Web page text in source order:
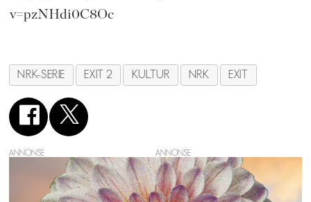
v=pzNHdi0C8Oc
NRK-SERIE EXIT 2 KULTUR NRK EXIT
ANNONSE